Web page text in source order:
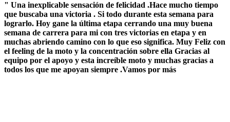
" Una inexplicable sensación de felicidad .Hace mucho tiempo
que buscaba una victoria . Si todo durante esta semana para
lograrlo. Hoy gane la última etapa cerrando una muy buena
semana de carrera para mi con tres victorias en etapa y en
muchas abriendo camino con lo que eso significa. Muy Feliz con
el feeling de la moto y la concentración sobre ella Gracias al
equipo por el apoyo y esta increíble moto y muchas gracias a
todos los que me apoyan siempre .Vamos por más